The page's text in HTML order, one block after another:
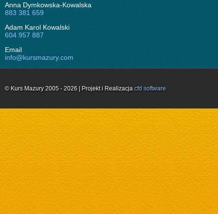
Anna Dymkowska-Kowalska
883 381 659
Adam Karol Kowalski
604 957 887
Email
info@kursmazury.com
© Kurs Mazury 2005 - 2026 | Projekt i Realizacja cfd software